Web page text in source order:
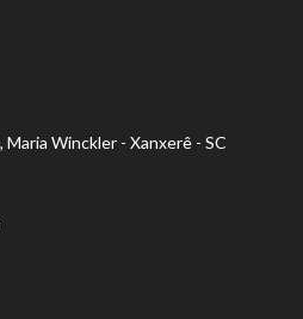
Maria Winckler - Xanxerê - SC